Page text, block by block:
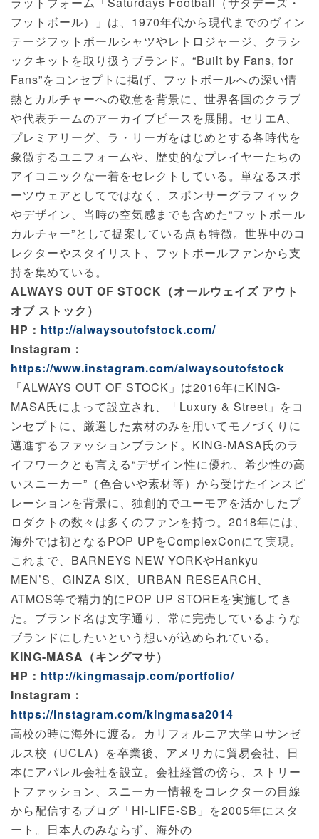
フットボール）」は、1970年代から現代までのヴィン
テージフットボールシャツやレトロジャージ、クラシ
ックキットを取り扱うブランド。“Built by Fans, for
Fans”をコンセプトに掲げ、フットボールへの深い情
熱とカルチャーへの敬意を背景に、世界各国のクラブ
や代表チームのアーカイブピースを展開。セリエA、
プレミアリーグ、ラ・リーガをはじめとする各時代を
象徴するユニフォームや、歴史的なプレイヤーたちの
アイコニックな一着をセレクトしている。単なるスポ
ーツウェアとしてではなく、スポンサーグラフィック
やデザイン、当時の空気感までも含めた“フットボール
カルチャー”として提案している点も特徴。世界中のコ
レクターやスタイリスト、フットボールファンから支
持を集めている。
ALWAYS OUT OF STOCK（オールウェイズ アウト
オブ ストック）
HP： http://alwaysoutofstock.com/
Instagram：
https://www.instagram.com/alwaysoutofstock
「ALWAYS OUT OF STOCK」は2016年にKING-
MASA氏によって設立され、「Luxury & Street」をコ
ンセプトに、厳選した素材のみを用いてモノづくりに
邁進するファッションブランド。KING-MASA氏のラ
イフワークとも言える“デザイン性に優れ、希少性の高
いスニーカー”（色合いや素材等）から受けたインスピ
レーションを背景に、独創的でユーモアを活かしたプ
ロダクトの数々は多くのファンを持つ。2018年には、
海外では初となるPOP UPをComplexConにて実現。
これまで、BARNEYS NEW YORKやHankyu
MEN’S、GINZA SIX、URBAN RESEARCH、
ATMOS等で精力的にPOP UP STOREを実施してき
た。ブランド名は文字通り、常に完売しているような
ブランドにしたいという想いが込められている。
KING-MASA（キングマサ）
HP： http://kingmasajp.com/portfolio/
Instagram：
https://instagram.com/kingmasa2014
高校の時に海外に渡る。カリフォルニア大学ロサンゼ
ルス校（UCLA）を卒業後、アメリカに貿易会社、日
本にアパレル会社を設立。会社経営の傍ら、ストリー
トファッション、スニーカー情報をコレクターの目線
から配信するブログ「HI-LIFE-SB」を2005年にスタ
ート。日本人のみならず、海外の